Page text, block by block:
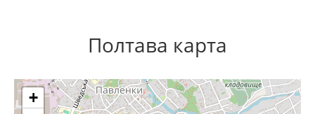
Полтава карта
+